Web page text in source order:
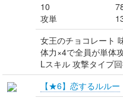
10
攻単
女王のチョコレート
体力×4で全員が単体
Lスキル 攻撃タイプ
【★6】恋するルルー